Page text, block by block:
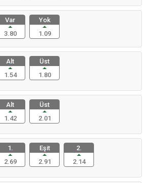
Var
3.80
Yok
1.09
Alt
1.54
Üst
1.80
Alt
1.42
Üst
2.01
1.
2.69
Eşit
2.91
2.
2.14